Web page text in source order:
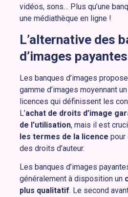
vidéos, sons… Plus qu’une
une médiathèque en ligne !
L’alternative des
d’images payantes
Les banques d’images
gamme d’images moyennant
licences qui définissent les
L’achat de droits d’image
de l’utilisation, mais il est
les termes de la licence pour
des droits d’auteur.
Les banques d’images
généralement à disposition un
plus qualitatif. Le second